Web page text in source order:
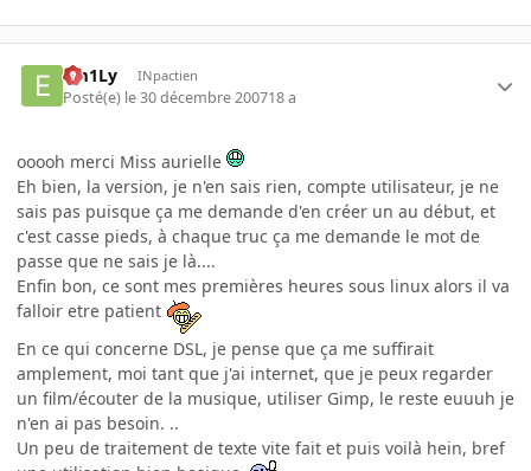
Em1Ly INpactien
Posté(e) le 30 décembre 200718 a
ooooh merci Miss aurielle
Eh bien, la version, je n'en sais rien, compte utilisateur, je ne
sais pas puisque ça me demande d'en créer un au début, et
c'est casse pieds, à chaque truc ça me demande le mot de
passe que ne sais je là....
Enfin bon, ce sont mes premières heures sous linux alors il va
falloir etre patient
En ce qui concerne DSL, je pense que ça me suffirait
amplement, moi tant que j'ai internet, que je peux regarder
un film/écouter de la musique, utiliser Gimp, le reste euuuh je
n'en ai pas besoin. ..
Un peu de traitement de texte vite fait et puis voilà hein, bref